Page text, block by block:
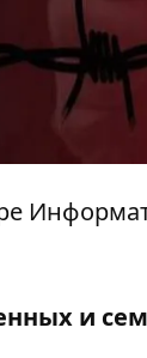
и